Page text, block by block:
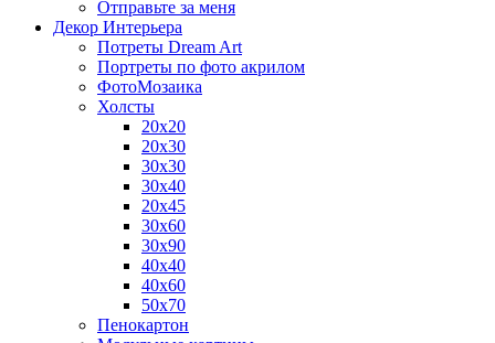
Отправьте за меня
Декор Интерьера
Потреты Dream Art
Портреты по фото акрилом
ФотоМозаика
Холсты
20х20
20х30
30х30
30х40
20х45
30х60
30х90
40х40
40х60
50х70
Пенокартон